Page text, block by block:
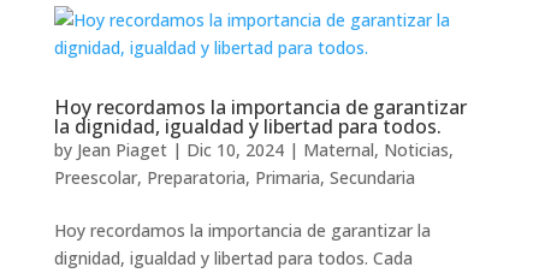
Hoy recordamos la importancia de garantizar
la dignidad, igualdad y libertad para todos.
by Jean Piaget| Dic 10, 2024| Maternal, Noticias,
Preescolar, Preparatoria, Primaria, Secundaria
Hoy recordamos la importancia de garantizar la
dignidad, igualdad y libertad para todos. Cada